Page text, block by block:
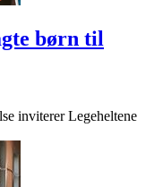
børn til
inviterer Legeheltene